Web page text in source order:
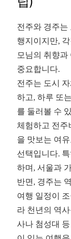
전주와 경주는
행지이지만,
모님의 취향과
중요합니다.
전주는 도시
하고, 하루 또
를 둘러볼 수
체험하고 전주
을 맛보는 여
선택입니다.
하며, 서울과
반면, 경주는
여행 일정이
라 천년의 역
사나 첨성대